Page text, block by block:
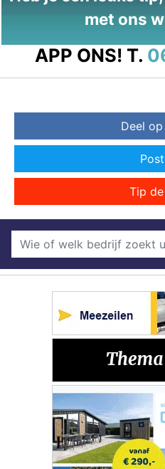
met ons
APP ONS! T.
Deel
Tip